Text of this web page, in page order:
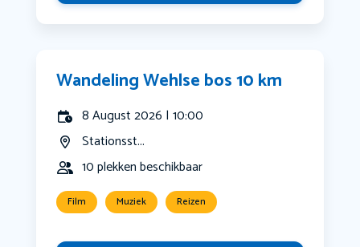
Wandeling Wehlse bos 10 km
8 August 2026 | 10:00
Stationsst...
10 plekken beschikbaar
Film Muziek Reizen